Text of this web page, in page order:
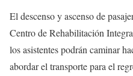
El descenso y ascenso de
Centro de Rehabilitación
los asistentes podrán caminar
abordar el transporte para el